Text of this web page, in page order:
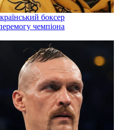
боксер
чемпіона